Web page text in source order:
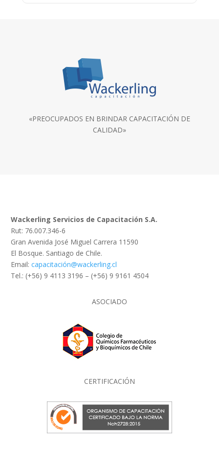
«PREOCUPADOS EN BRINDAR CAPACITACIÓN DE
CALIDAD»
Wackerling Servicios de Capacitación S.A.
Rut: 76.007.346-6
Gran Avenida José Miguel Carrera 11590
El Bosque. Santiago de Chile.
Email:capacitación@wackerling.cl
Tel.: (+56) 9 4113 3196 – (+56) 9 9161 4504
ASOCIADO
CERTIFICACIÓN